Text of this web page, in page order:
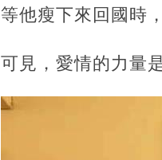
等他瘦下來回國時
可見，愛情的力量